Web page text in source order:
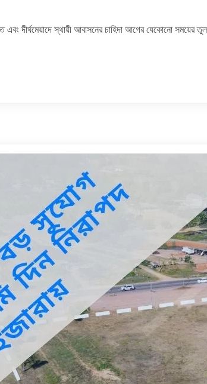
দীর্ঘমেয়াদে স্থায়ী আবাসনের চাহিদা আগের যেকোনো সময়ের